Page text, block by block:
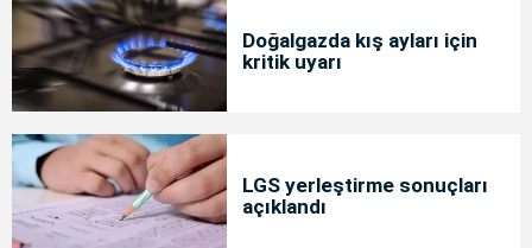
Doğalgazda kış ayları için
kritik uyarı
LGS yerleştirme sonuçları
açıklandı